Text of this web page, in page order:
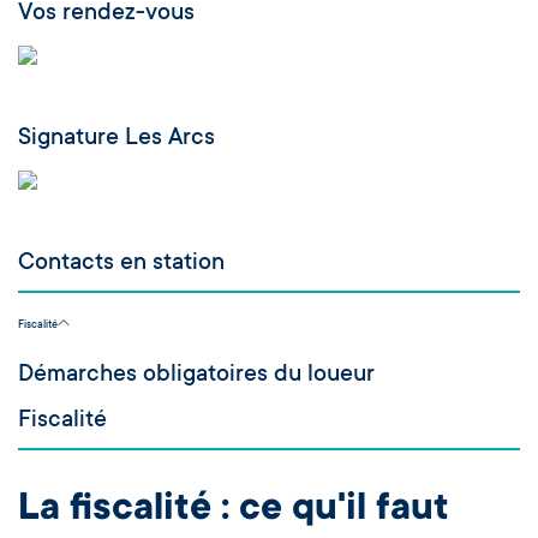
Vos rendez-vous
Signature Les Arcs
Contacts en station
Fiscalité
Démarches obligatoires du loueur
Fiscalité
La fiscalité : ce qu'il faut